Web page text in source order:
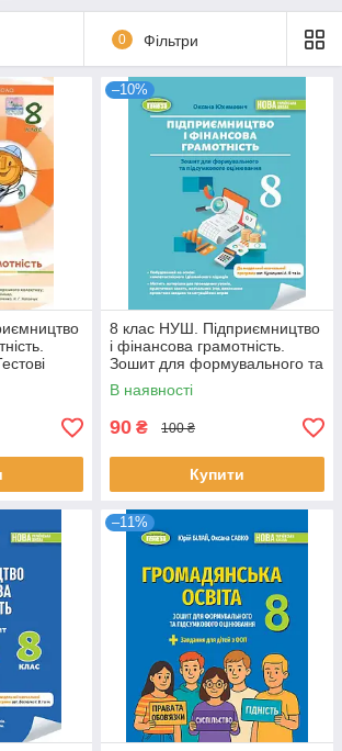
0 Фільтри
А. Я.,
–10%
8 клас НУШ. Підприємництво
і фінансова грамотність.
Зошит для формувального та
підсумкового оцінювання
В наявності
90 ₴ 100 ₴
Купити
–11%